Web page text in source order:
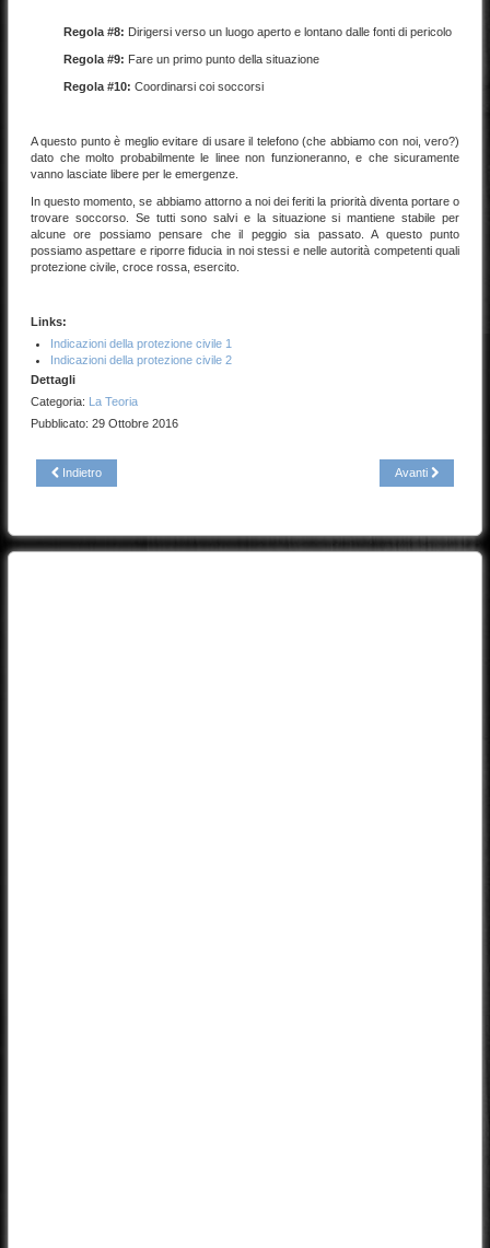
Regola #8: Dirigersi verso un luogo aperto e lontano dalle fonti di pericolo
Regola #9: Fare un primo punto della situazione
Regola #10: Coordinarsi coi soccorsi
A questo punto è meglio evitare di usare il telefono (che abbiamo con noi, vero?)
dato che molto probabilmente le linee non funzioneranno, e che sicuramente
vanno lasciate libere per le emergenze.
In questo momento, se abbiamo attorno a noi dei feriti la priorità diventa portare o
trovare soccorso. Se tutti sono salvi e la situazione si mantiene stabile per
alcune ore possiamo pensare che il peggio sia passato. A questo punto
possiamo aspettare e riporre fiducia in noi stessi e nelle autorità competenti quali
protezione civile, croce rossa, esercito.
Links:
Indicazioni della protezione civile 1
Indicazioni della protezione civile 2
Dettagli
Categoria: La Teoria
Pubblicato: 29 Ottobre 2016
Indietro Avanti